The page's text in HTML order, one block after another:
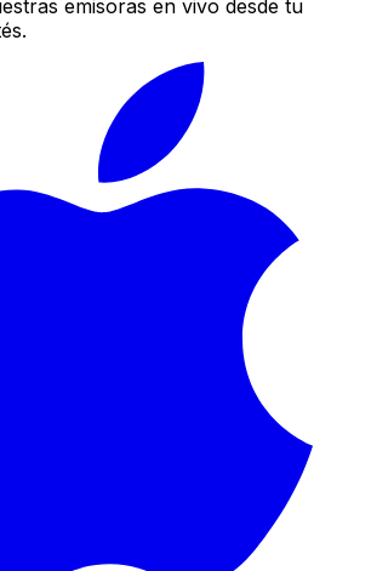
emisoras en vivo desde tu